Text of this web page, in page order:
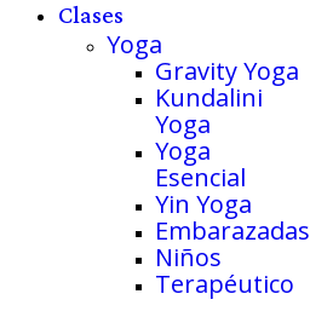
Clases
Yoga
Gravity Yoga
Kundalini
Yoga
Yoga
Esencial
Yin Yoga
Embarazadas
Niños
Terapéutico